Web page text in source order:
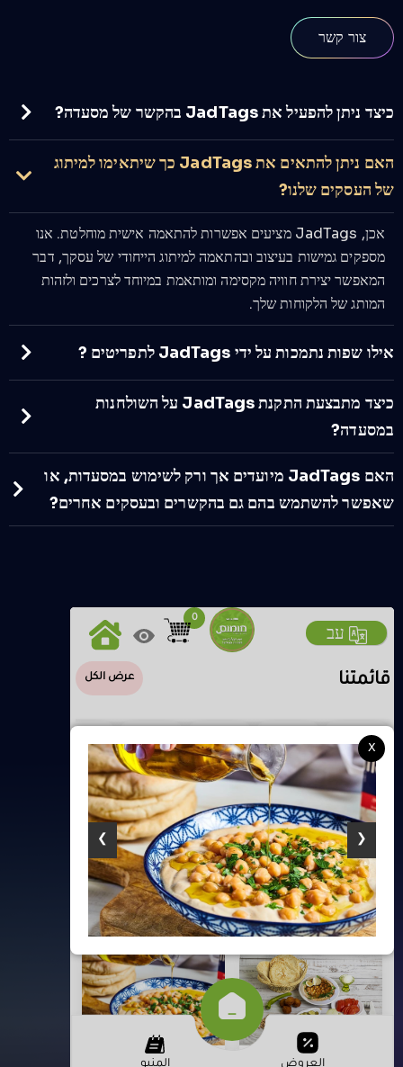
צור קשר
כיצד ניתן להפעיל את JadTags בהקשר של מסעדה?
האם ניתן להתאים את JadTags כך שיתאימו למיתוג
של העסקים שלנו?
אכן, JadTags מציעים אפשרות להתאמה אישית מוחלטת. אנו
מספקים גמישות בעיצוב ובהתאמה למיתוג הייחודי של עסקך, דבר
המאפשר יצירת חוויה מקסימה ומותאמת במיוחד לצרכים ולזהות
המותג של הלקוחות שלך.
אילו שפות נתמכות על ידי JadTags לתפריטים ?
כיצד מתבצעת התקנת JadTags על השולחנות
במסעדה?
האם JadTags מיועדים אך ורק לשימוש במסעדות, או
שאפשר להשתמש בהם גם בהקשרים ובעסקים אחרים?